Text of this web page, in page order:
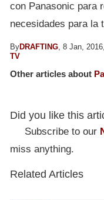
con Panasonic para
necesidades para la
ByDRAFTING , 8 Jan,
TV
Other articles about
Did you like this
Subscribe to our
miss anything.
Related Articles